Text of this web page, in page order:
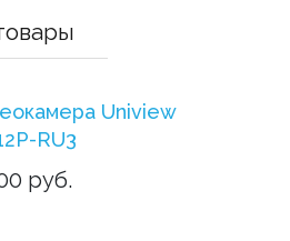
Uniview
RU3
руб.